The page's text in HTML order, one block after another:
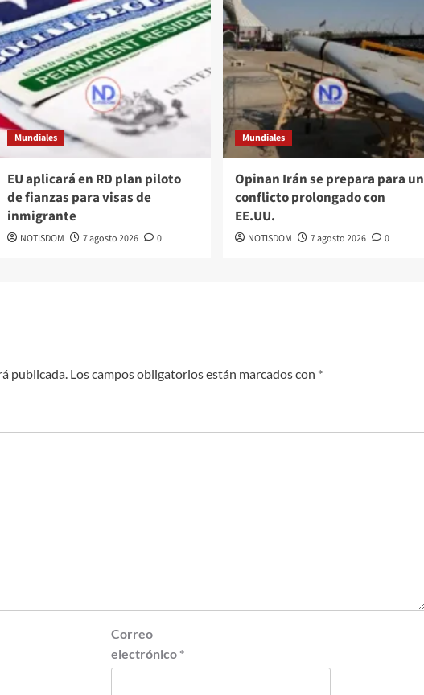
Mundiales
EU aplicará en RD plan piloto
de fianzas para visas de
inmigrante
NOTISDOM 7 agosto 2026 0
Mundiales
Opinan Irán se prepara para un
conflicto prolongado con
EE.UU.
NOTISDOM 7 agosto 2026 0
publicada. Los campos obligatorios están marcados con *
Correo
electrónico *